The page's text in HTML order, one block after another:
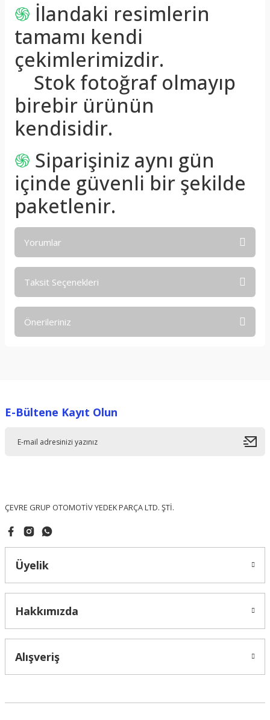
֍ İlandaki resimlerin
tamamı kendi
çekimlerimizdir.
Stok fotoğraf olmayıp
birebir ürünün
kendisidir.
֍ Siparişiniz aynı gün
içinde güvenli bir şekilde
paketlenir.
Yorumlar
Taksit Seçenekleri
Önerileriniz
Ürün resmi kalitesiz, bozuk veya görüntülenemiyor.
E-Bültene Kayıt Olun
ÇEVRE GRUP OTOMOTİV YEDEK PARÇA LTD. ŞTİ.
Üyelik
Hakkımızda
Alışveriş